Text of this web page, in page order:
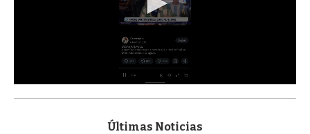
s
Últimas Noticias